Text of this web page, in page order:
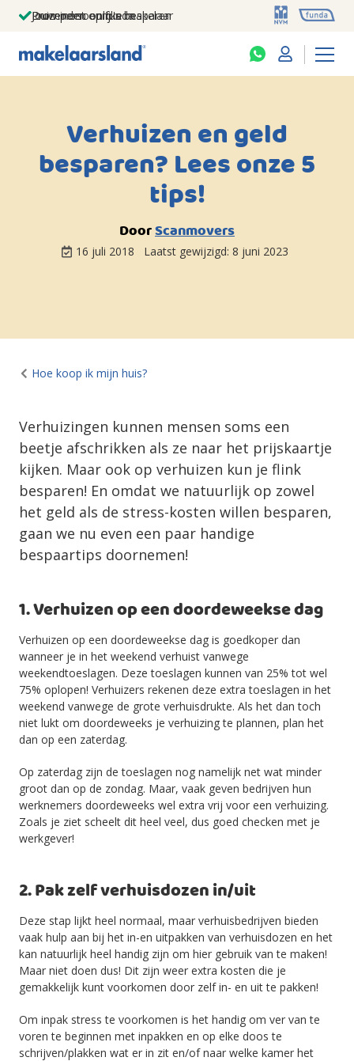
Jouw persoonlijke makelaar
Duizenden euro's besparen
Prominent op funda
Verhuizen en geld
besparen? Lees onze 5
tips!
DoorScanmovers
16 juli 2018 Laatst gewijzigd: 8 juni 2023
Hoe koop ik mijn huis?
Verhuizingen kunnen mensen soms een
beetje afschrikken als ze naar het prijskaartje
kijken. Maar ook op verhuizen kun je flink
besparen! En omdat we natuurlijk op zowel
het geld als de stress-kosten willen besparen,
gaan we nu even een paar handige
bespaartips doornemen!
1. Verhuizen op een doordeweekse dag
Verhuizen op een doordeweekse dag is goedkoper dan
wanneer je in het weekend verhuist vanwege
weekendtoeslagen. Deze toeslagen kunnen van 25% tot wel
75% oplopen! Verhuizers rekenen deze extra toeslagen in het
weekend vanwege de grote verhuisdrukte. Als het dan toch
niet lukt om doordeweeks je verhuizing te plannen, plan het
dan op een zaterdag.
Op zaterdag zijn de toeslagen nog namelijk net wat minder
groot dan op de zondag. Maar, vaak geven bedrijven hun
werknemers doordeweeks wel extra vrij voor een verhuizing.
Zoals je ziet scheelt dit heel veel, dus goed checken met je
werkgever!
2. Pak zelf verhuisdozen in/uit
Deze stap lijkt heel normaal, maar verhuisbedrijven bieden
vaak hulp aan bij het in-en uitpakken van verhuisdozen en het
kan natuurlijk heel handig zijn om hier gebruik van te maken!
Maar niet doen dus! Dit zijn weer extra kosten die je
gemakkelijk kunt voorkomen door zelf in- en uit te pakken!
Om inpak stress te voorkomen is het handig om ver van te
voren te beginnen met inpakken en op elke doos te
schrijven/plakken wat er in zit en/of naar welke kamer het